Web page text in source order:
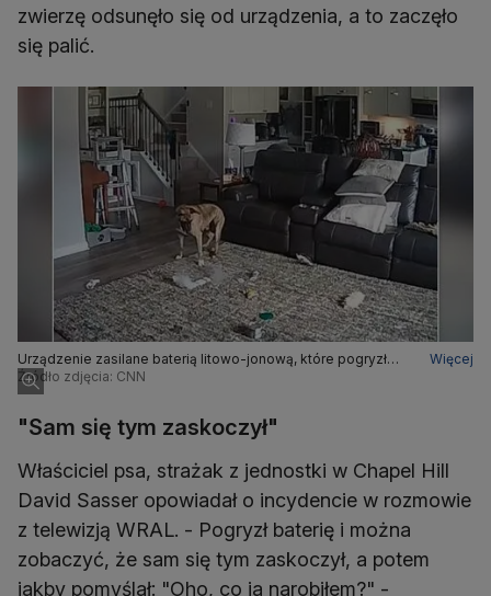
zwierzę odsunęło się od urządzenia, a to zaczęło
się palić.
Urządzenie zasilane baterią litowo-jonową, które pogryzł
pies zaczęło dymić
Więcej
Źródło zdjęcia: CNN
"Sam się tym zaskoczył"
Właściciel psa, strażak z jednostki w Chapel Hill
David Sasser opowiadał o incydencie w rozmowie
z telewizją WRAL. - Pogryzł baterię i można
zobaczyć, że sam się tym zaskoczył, a potem
jakby pomyślał: "Oho, co ja narobiłem?" -